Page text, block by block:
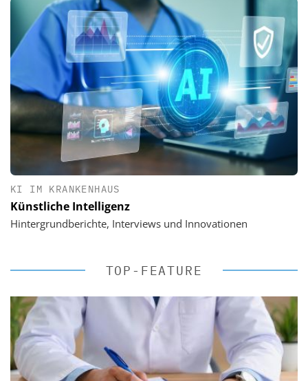
KI IM KRANKENHAUS
Künstliche Intelligenz
Hintergrundberichte, Interviews und Innovationen
TOP-FEATURE